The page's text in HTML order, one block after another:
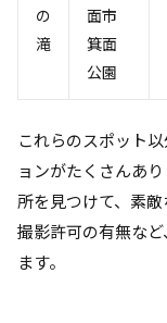
の
滝
面市
箕面
公園
これらのスポット
ョンがたくさんあ
所を見つけて、素
撮影許可の有無な
ます。